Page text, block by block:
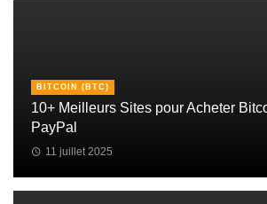
BITCOIN (BTC)
10+ Meilleurs Sites pour Acheter
PayPal
11 juillet 2025